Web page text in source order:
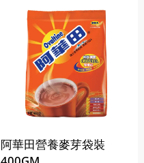
阿華田營養麥芽袋裝